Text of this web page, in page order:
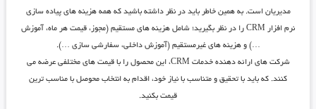
مدیریان است. به همین خاطر باید در نظر داشته باشید که همه هزینه های پیاده سازی
نرم افزار CRM را در نظر بگیرید؛ شامل هزینه های مستقیم (مجوز، قیمت هر ماه، آموزش
…) و هزینه های غیرمستقیم (آموزش داخلی، سفارشی سازی …).
شرکت های ارائه دهنده خدمات CRM، این محصول را با قیمت های مختلفی عرضه می
کنند. که باید با تحقیق و متناسب با نیاز خود، اقدام به انتخاب محوصل با مناسب ترین
قیمت بکنید.